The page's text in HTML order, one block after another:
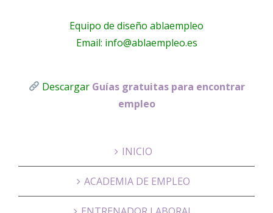
Equipo de diseño ablaempleo
Email: info@ablaempleo.es
Descargar Guías gratuitas para encontrar
empleo
INICIO
ACADEMIA DE EMPLEO